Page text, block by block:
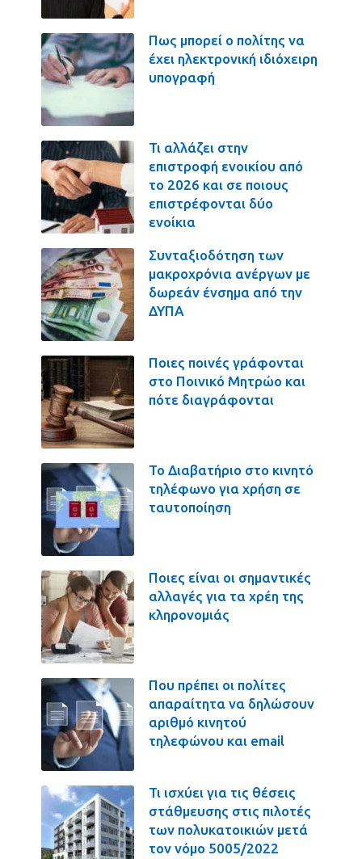
Πως μπορεί ο πολίτης να
έχει ηλεκτρονική ιδιόχειρη
υπογραφή
Τι αλλάζει στην
επιστροφή ενοικίου από
το 2026 και σε ποιους
επιστρέφονται δύο
ενοίκια
Συνταξιοδότηση των
μακροχρόνια ανέργων με
δωρεάν ένσημα από την
ΔΥΠΑ
Ποιες ποινές γράφονται
στο Ποινικό Μητρώο και
πότε διαγράφονται
Το Διαβατήριο στο κινητό
τηλέφωνο για χρήση σε
ταυτοποίηση
Ποιες είναι οι σημαντικές
αλλαγές για τα χρέη της
κληρονομιάς
Που πρέπει οι πολίτες
απαραίτητα να δηλώσουν
αριθμό κινητού
τηλεφώνου και email
Τι ισχύει για τις θέσεις
στάθμευσης στις πιλοτές
των πολυκατοικιών μετά
τον νόμο 5005/2022